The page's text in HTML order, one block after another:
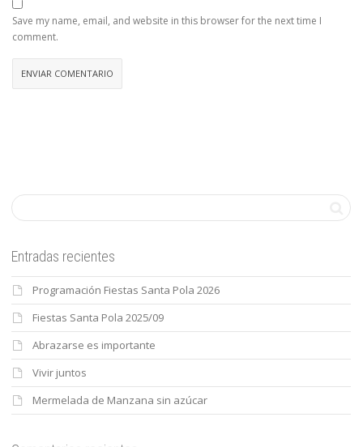
Save my name, email, and website in this browser for the next time I
comment.
Entradas recientes
Programación Fiestas Santa Pola 2026
Fiestas Santa Pola 2025/09
Abrazarse es importante
Vivir juntos
Mermelada de Manzana sin azúcar